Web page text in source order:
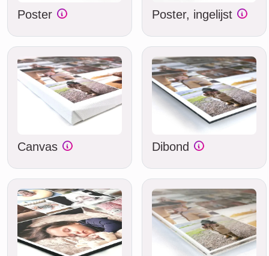
Poster Poster, ingelijst
Canvas Dibond